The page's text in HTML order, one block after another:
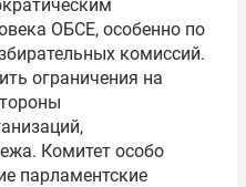
ОБСЕ, особенно по
комиссий.
ограничения на
Комитет особо
парламентские